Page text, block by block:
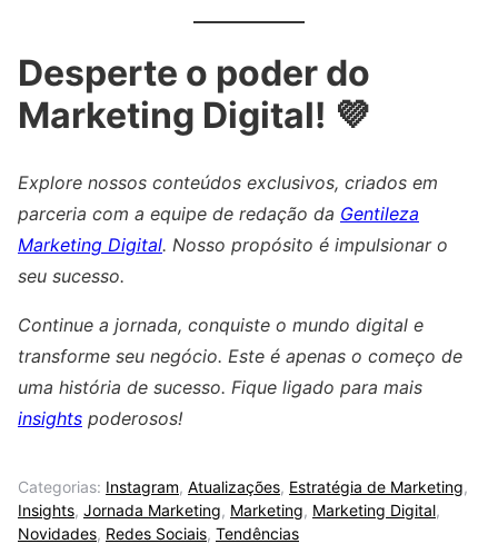
Desperte o poder do
Marketing Digital! 💜
Explore nossos conteúdos exclusivos, criados em
parceria com a equipe de redação da Gentileza
Marketing Digital. Nosso propósito é impulsionar o
seu sucesso.
Continue a jornada, conquiste o mundo digital e
transforme seu negócio. Este é apenas o começo de
uma história de sucesso. Fique ligado para mais
insights poderosos!
Categorias: Instagram, Atualizações, Estratégia de Marketing,
Insights, Jornada Marketing, Marketing, Marketing Digital,
Novidades, Redes Sociais, Tendências